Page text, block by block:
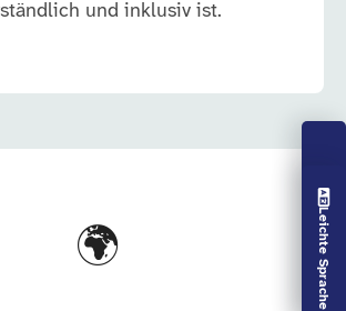
Vorlesen aus
Leichte Sprache aus
und inklusiv ist.
🌍